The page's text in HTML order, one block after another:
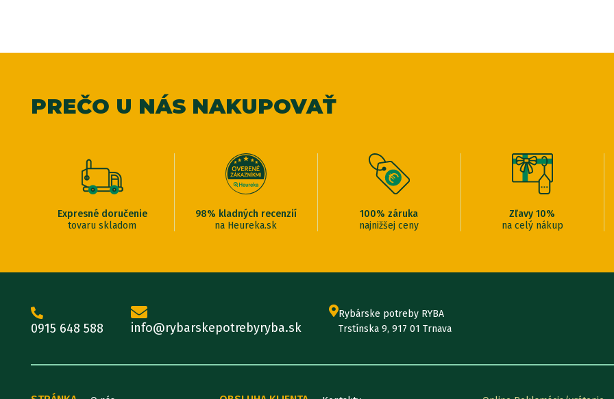
PREČO U NÁS NAKUPOVAŤ
Expresné doručenie
tovaru skladom
98% kladných recenzií
na Heureka.sk
100% záruka
najnižšej ceny
Zľavy 10%
na celý nákup
0915 648 588 info@rybarskepotrebyryba.sk
Rybárske potreby RYBA
Trstínska 9, 917 01 Trnava